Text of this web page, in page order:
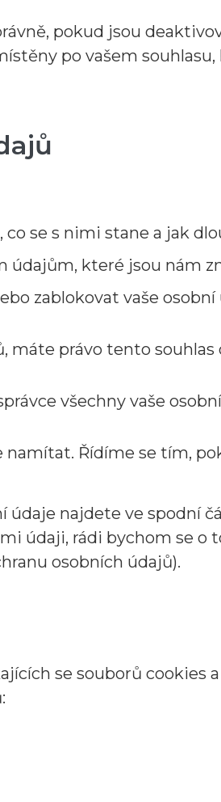
pokud jsou
po vašem
se s nimi stane a jak
údajům, které jsou nám
zablokovat vaše
máte právo tento souhlas
všechny vaše
Řídíme se tím,
najdete ve spodní
údaji, rádi bychom se o
osobních údajů).
se souborů cookies